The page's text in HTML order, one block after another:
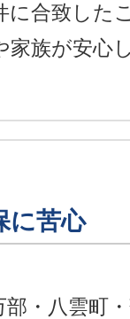
に合致した
家族が安心
に苦心
・八雲町